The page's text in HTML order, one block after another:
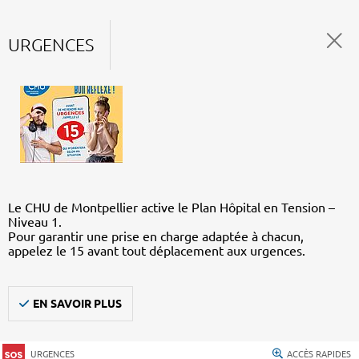
URGENCES
Le CHU de Montpellier active le Plan Hôpital en Tension –
Niveau 1.
Pour garantir une prise en charge adaptée à chacun,
appelez le 15 avant tout déplacement aux urgences.
EN SAVOIR PLUS
URGENCES ACCÈS RAPIDES